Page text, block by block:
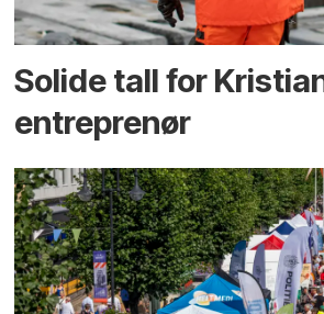
Solide tall for
entreprenør